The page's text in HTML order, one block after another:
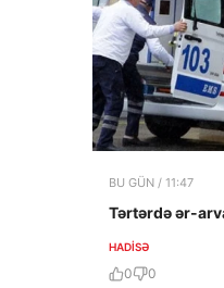
BU GÜN / 11:47
Tərtərdə ər-
HADISƏ
0 0